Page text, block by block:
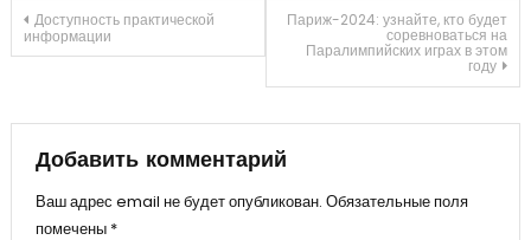
Навигация
записям
Доступность практической
информации
Париж-2024: узнайте, кто будет
соревноваться на
Паралимпийских играх в этом
году
Добавить комментарий
Ваш адрес email не будет опубликован. Обязательные поля
помечены *